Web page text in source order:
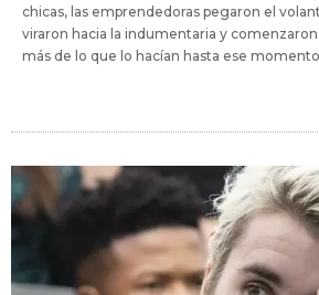
chicas, las emprendedoras pegaron el
viraron hacia la indumentaria y
más de lo que lo hacían hasta ese